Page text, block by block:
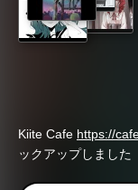
Kiite Cafe https://
ックアップしました